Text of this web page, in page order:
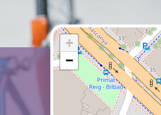
+
−